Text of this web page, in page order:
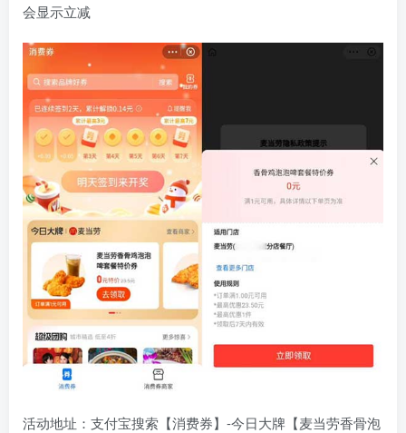
会显示立减
活动地址：支付宝搜索【消费券】-今日大牌【麦当劳香骨泡